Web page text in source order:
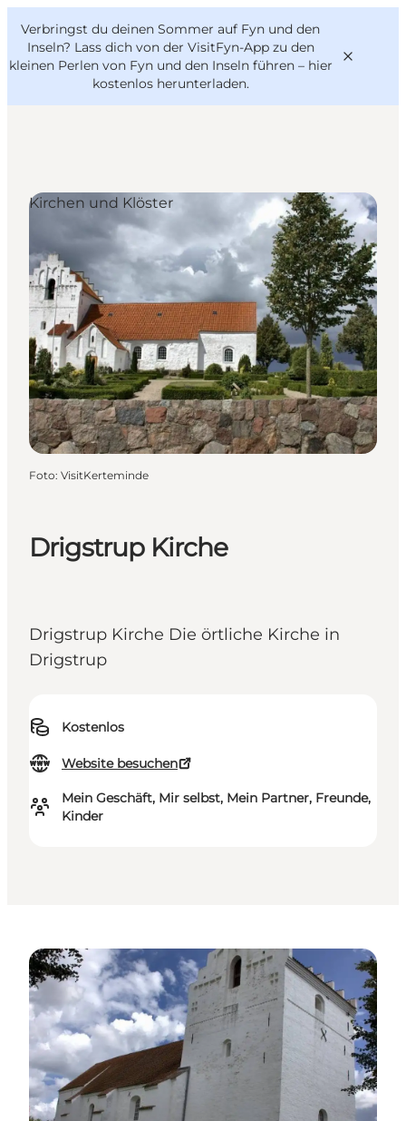
Verbringst du deinen Sommer auf Fyn und den
Inseln? Lass dich von der VisitFyn-App zu den
kleinen Perlen von Fyn und den Inseln führen – hier
kostenlos herunterladen.
Reise Ideen
Outdoor & bike
Essen & trinken
Übernachtung
VisitFyn
Deutsch
Drigstrup Kirche
Drigstrup Kirche Die örtliche Kirche in
Drigstrup
Kostenlos
Website besuchen
Mein Geschäft, Mir selbst, Mein Partner, Freunde,
Kinder
Kirchen und Klöster
Foto: VisitKerteminde